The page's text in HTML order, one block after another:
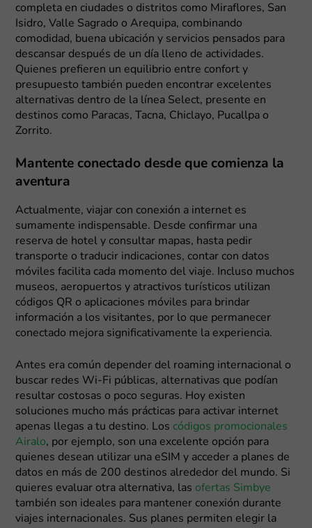
completa en ciudades o distritos como Miraflores, San
Isidro, Valle Sagrado o Arequipa, combinando
comodidad, buena ubicación y servicios pensados para
descansar después de un día lleno de actividades.
Quienes prefieren un equilibrio entre confort y
presupuesto también pueden encontrar excelentes
alternativas dentro de la línea Select, presente en
destinos como Paracas, Tacna, Chiclayo, Pucallpa o
Zorrito.
Mantente conectado desde que comienza la
aventura
Actualmente, viajar con conexión a internet es
sumamente indispensable. Desde confirmar una
reserva de hotel y consultar mapas, hasta pedir
transporte o traducir indicaciones, contar con datos
móviles facilita cada momento del viaje. Incluso muchos
museos, aeropuertos y atractivos turísticos utilizan
códigos QR o aplicaciones móviles para brindar
información a los visitantes, por lo que permanecer
conectado mejora significativamente la experiencia.
Antes era común depender del roaming internacional o
buscar redes Wi-Fi públicas, alternativas que podían
resultar costosas o poco seguras. Hoy existen
soluciones mucho más prácticas para activar internet
apenas llegas a tu destino. Los códigos promocionales
Airalo, por ejemplo, son una excelente opción para
quienes desean utilizar una eSIM y acceder a planes de
datos en más de 200 destinos alrededor del mundo. Si
quieres evaluar otra alternativa, las ofertas Simbye
también son ideales para mantener conexión durante
viajes internacionales. Sus planes permiten elegir la